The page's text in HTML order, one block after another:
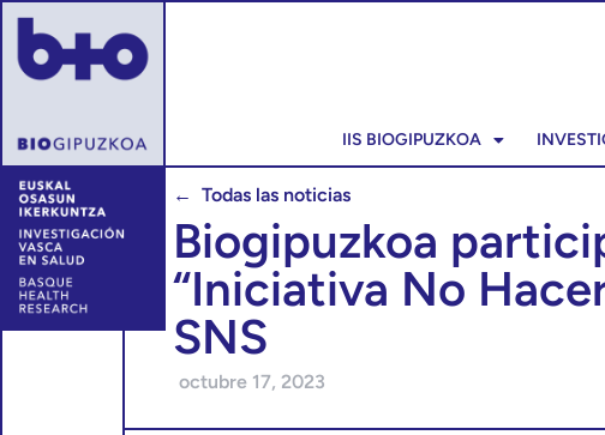
IIS BIOGIPUZKOA
← Todas las noticias
Biogipuzkoa
“Iniciativa No
SNS
octubre 17, 2023